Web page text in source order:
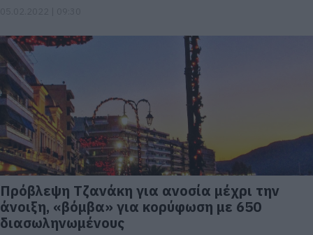
Πρόβλεψη Τζανάκη για ανοσία μέχρι την
άνοιξη, «βόμβα» για κορύφωση με 650
διασωληνωμένους